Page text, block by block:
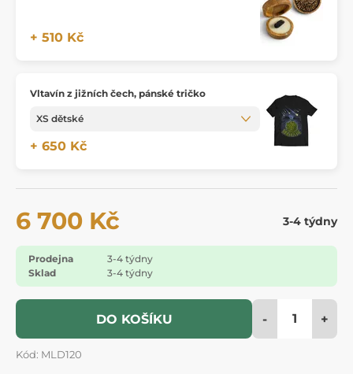
+ 510 Kč
Vltavín z jižních čech, pánské tričko
+ 650 Kč
6 700 Kč 3-4 týdny
Prodejna
3-4 týdny
Sklad
3-4 týdny
DO KOŠÍKU - +
Kód: MLD120